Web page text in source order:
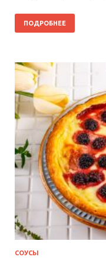
ПОДРОБНЕЕ
СОУСЫ